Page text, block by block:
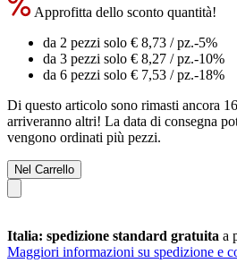
Approfitta dello sconto quantità!
da 2 pezzi solo € 8,73 / pz.-5%
da 3 pezzi solo € 8,27 / pz.-10%
da 6 pezzi solo € 7,53 / pz.-18%
Di questo articolo sono rimasti ancora
arriveranno altri! La data di consegna
vengono ordinati più pezzi.
Nel Carrello
Italia: spedizione standard gratuita a
Maggiori informazioni su spedizione e